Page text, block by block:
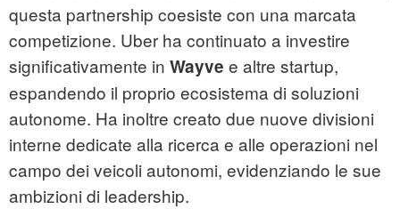
questa partnership coesiste con una marcata
competizione. Uber ha continuato a investire
significativamente in Wayve e altre startup,
espandendo il proprio ecosistema di soluzioni
autonome. Ha inoltre creato due nuove divisioni
interne dedicate alla ricerca e alle operazioni nel
campo dei veicoli autonomi, evidenziando le sue
ambizioni di leadership.